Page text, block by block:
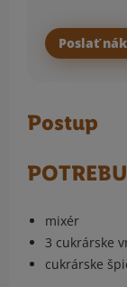
Poslať
Postup
mixér
3 cukrárske
cukrárske